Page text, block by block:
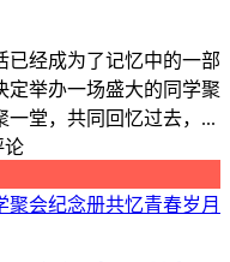
已经成为了记忆中的一部
定举办一场盛大的同学聚
一堂，共同回忆过去，...
论